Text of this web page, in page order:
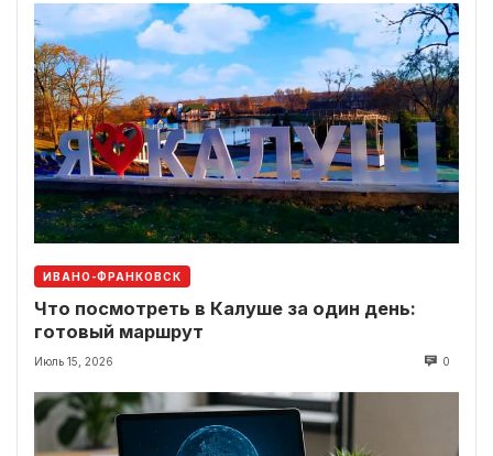
ИВАНО-ФРАНКОВСК
Что посмотреть в Калуше за один день:
готовый маршрут
Июль 15, 2026 0